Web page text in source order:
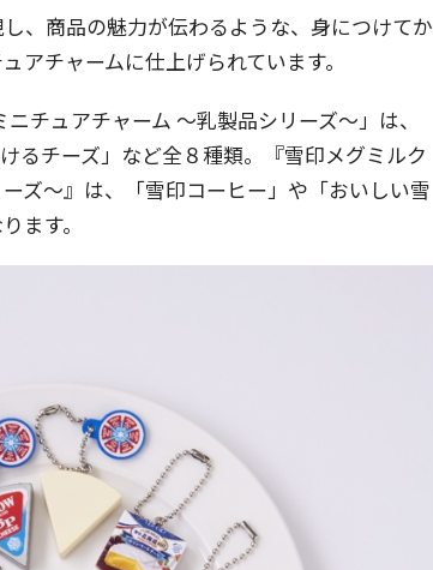
、商品の魅力が伝わるような、身につけてか
アチャームに仕上げられています。
チュアチャーム ～乳製品シリーズ～」は、
るチーズ」など全８種類。『雪印メグミルク
ズ～』は、「雪印コーヒー」や「おいしい雪
ます。